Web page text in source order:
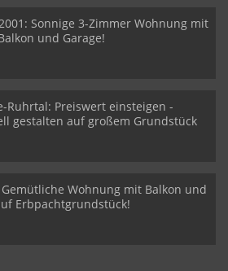
Sonnige 3-Zimmer Wohnung mit
und Garage!
Ruhrtal: Preiswert einsteigen -
gestalten auf großem Grundstück
Gemütliche Wohnung mit Balkon und
Erbpachtgrundstück!